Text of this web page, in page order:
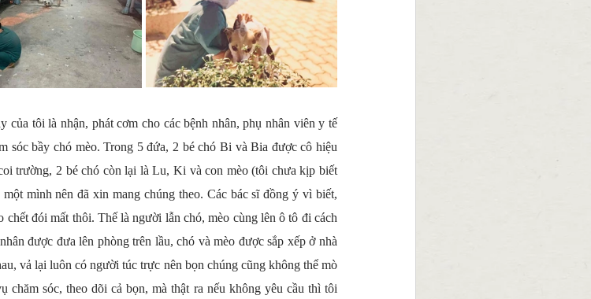
tôi là nhận, phát cơm cho các bệnh nhân, phụ nhân viên y tế
sóc bầy chó mèo. Trong 5 đứa, 2 bé chó Bi và Bia được cô hiệu
trường, 2 bé chó còn lại là Lu, Ki và con mèo (tôi chưa kịp biết
mình nên đã xin mang chúng theo. Các bác sĩ đồng ý vì biết,
đói mất thôi. Thế là người lẫn chó, mèo cùng lên ô tô đi cách
được đưa lên phòng trên lầu, chó và mèo được sắp xếp ở nhà
vả lại luôn có người túc trực nên bọn chúng cũng không thể mò
chăm sóc, theo dõi cả bọn, mà thật ra nếu không yêu cầu thì tôi